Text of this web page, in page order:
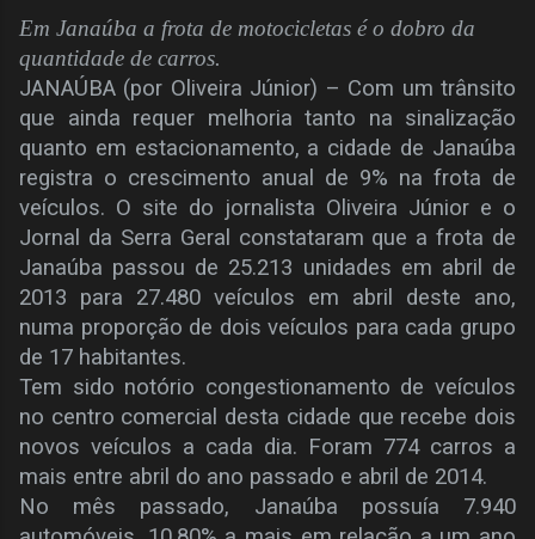
Em Janaúba a frota de motocicletas é o dobro da
quantidade de carros.
JANAÚBA (por Oliveira Júnior) – Com um trânsito
que ainda requer melhoria tanto na sinalização
quanto em estacionamento, a cidade de Janaúba
registra o crescimento anual de 9% na frota de
veículos. O site do jornalista Oliveira Júnior e o
Jornal da Serra Geral constataram que a frota de
Janaúba passou de 25.213 unidades em abril de
2013 para 27.480 veículos em abril deste ano,
numa proporção de dois veículos para cada grupo
de 17 habitantes.
Tem sido notório congestionamento de veículos
no centro comercial desta cidade que recebe dois
novos veículos a cada dia. Foram 774 carros a
mais entre abril do ano passado e abril de 2014.
No mês passado, Janaúba possuía 7.940